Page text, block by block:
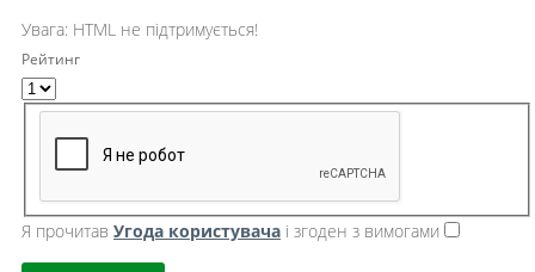
Увага: HTML не підтримується!
Рейтинг
Я прочитав Угода користувача і згоден з вимогами